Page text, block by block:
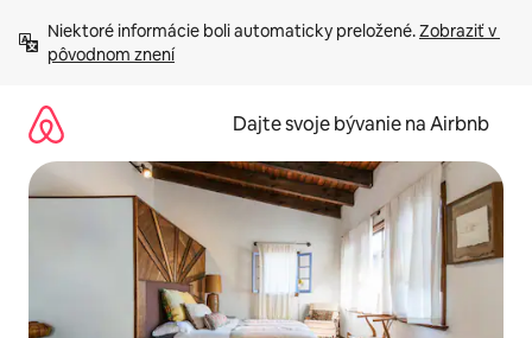
obsah.
Niektoré informácie boli automaticky preložené. Zobraziť v
pôvodnom znení
Dajte svoje bývanie na Airbnb